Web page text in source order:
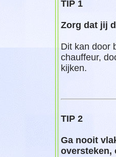
TIP 1
Zorg dat jij
Dit kan door
chauffeur,
kijken.
TIP 2
Ga nooit
oversteken,